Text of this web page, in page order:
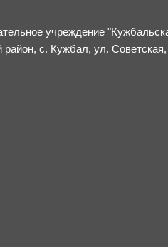
учреждение
район, с. Кужбал,​ ул.